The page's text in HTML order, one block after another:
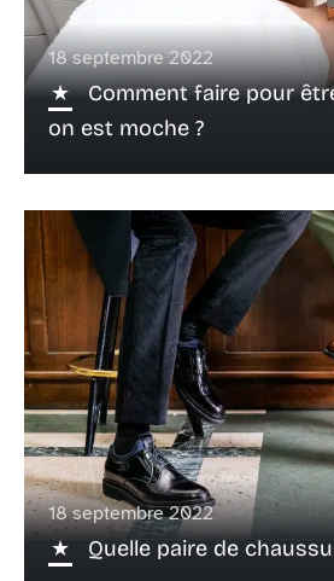
18 septembre 2022
Comment faire pour
on est moche ?
18 septembre 2022
Quelle paire de